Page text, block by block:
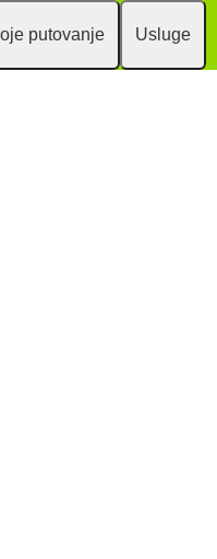
putovanje Usluge